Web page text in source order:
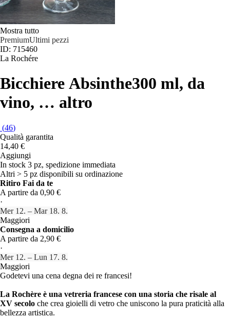
Mostra tutto
PremiumUltimi pezzi
ID: 715460
La Rochére
Bicchiere Absinthe300 ml, da
vino, … altro
(46)
Qualità garantita
14,40 €
Aggiungi
In stock 3 pz, spedizione immediata
Altri > 5 pz disponibili su ordinazione
Ritiro Fai da te
A partire da 0,90 €
·
Mer 12. – Mar 18. 8.
Maggiori
Consegna a domicilio
A partire da 2,90 €
·
Mer 12. – Lun 17. 8.
Maggiori
Godetevi una cena degna dei re francesi!
La Rochère è una vetreria francese con una storia che risale al
XV secolo che crea gioielli di vetro che uniscono la pura praticità alla
bellezza artistica.